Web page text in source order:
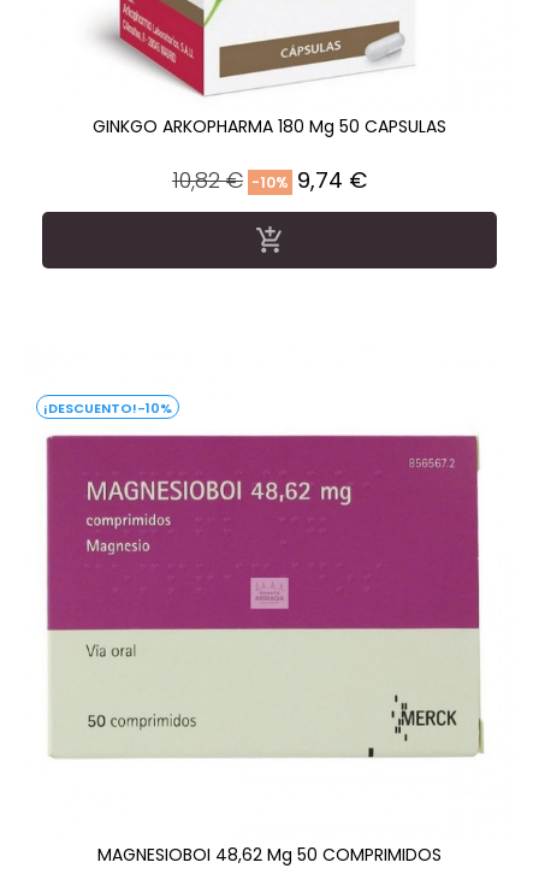
GINKGO ARKOPHARMA 180 Mg 50 CAPSULAS
Precio
regular
10,82 € -10% Precio
9,74 €

-10%
MAGNESIOBOI 48,62 Mg 50 COMPRIMIDOS